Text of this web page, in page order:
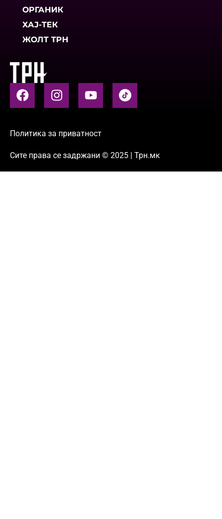
ОРГАНИК
ХАЈ-ТЕК
ЖОЛТ ТРН
Политика за приватност
Сите права се задржани © 2025 | Трн.мк